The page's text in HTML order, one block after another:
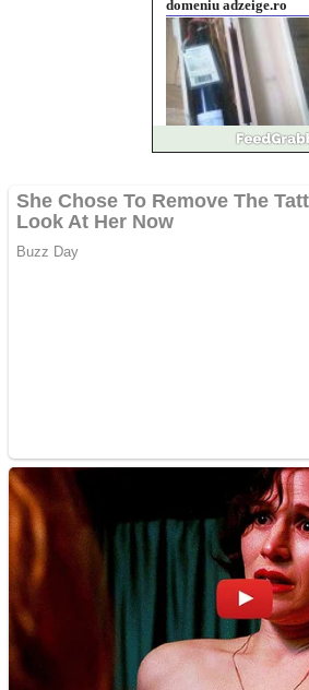
domeniu adzeige.ro
Vând sticlă cu vin din
Chardonnay
Ofera def între special
Vând domeniu+website
de publicitate de tip
Adsense